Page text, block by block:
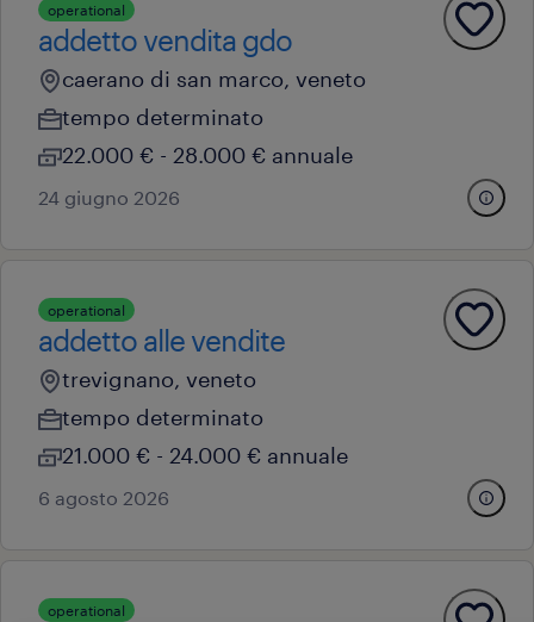
operational
addetto vendita gdo
caerano di san marco, veneto
tempo determinato
22.000 € - 28.000 € annuale
24 giugno 2026
operational
addetto alle vendite
trevignano, veneto
tempo determinato
21.000 € - 24.000 € annuale
6 agosto 2026
operational